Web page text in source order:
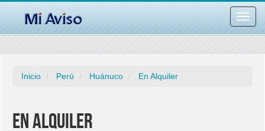
barra
Inicio Perú Huánuco En Alquiler
En Alquiler